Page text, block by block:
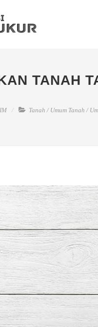
TANAH
Tanah / Umum Tanah /